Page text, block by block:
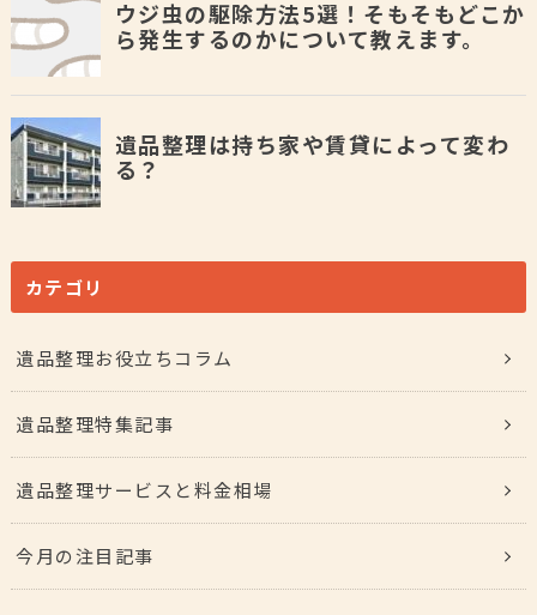
カテゴリ
遺品整理お役立ちコラム
遺品整理特集記事
遺品整理サービスと料金相場
今月の注目記事